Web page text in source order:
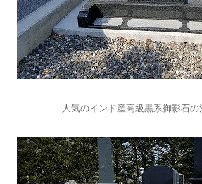
人気のインド産高級黒系御影石の